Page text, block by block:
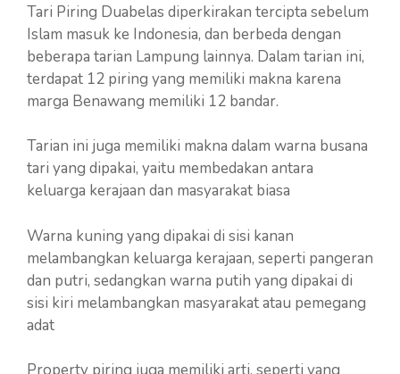
Tari Piring Duabelas diperkirakan tercipta sebelum
Islam masuk ke Indonesia, dan berbeda dengan
beberapa tarian Lampung lainnya. Dalam tarian ini,
terdapat 12 piring yang memiliki makna karena
marga Benawang memiliki 12 bandar.
Tarian ini juga memiliki makna dalam warna busana
tari yang dipakai, yaitu membedakan antara
keluarga kerajaan dan masyarakat biasa
Warna kuning yang dipakai di sisi kanan
melambangkan keluarga kerajaan, seperti pangeran
dan putri, sedangkan warna putih yang dipakai di
sisi kiri melambangkan masyarakat atau pemegang
adat